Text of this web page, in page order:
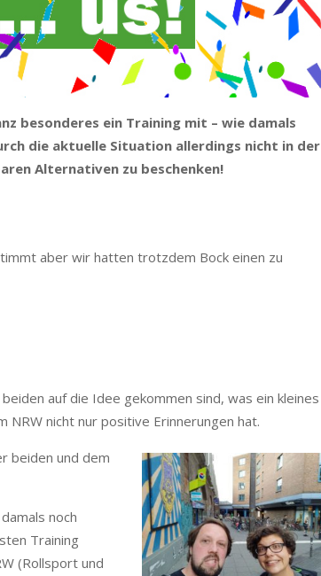
besonderes ein Training mit – wie damals
die aktuelle Situation allerdings nicht in der
Alternativen zu beschenken!
aber wir hatten trotzdem Bock einen zu
auf die Idee gekommen sind, was ein kleines
NRW nicht nur positive Erinnerungen hat.
beiden und dem
noch
Training
(Rollsport und